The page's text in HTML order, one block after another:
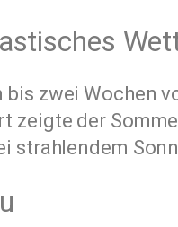
bis zwei Wochen
zeigte der
strahlendem